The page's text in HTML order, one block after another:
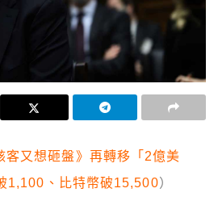
客又想砸盤》再轉移「2億美
1,100、比特幣破15,500）